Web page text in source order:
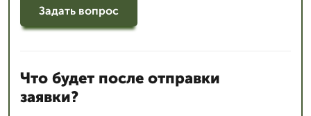
Задать вопрос
Что будет после отправки
заявки?